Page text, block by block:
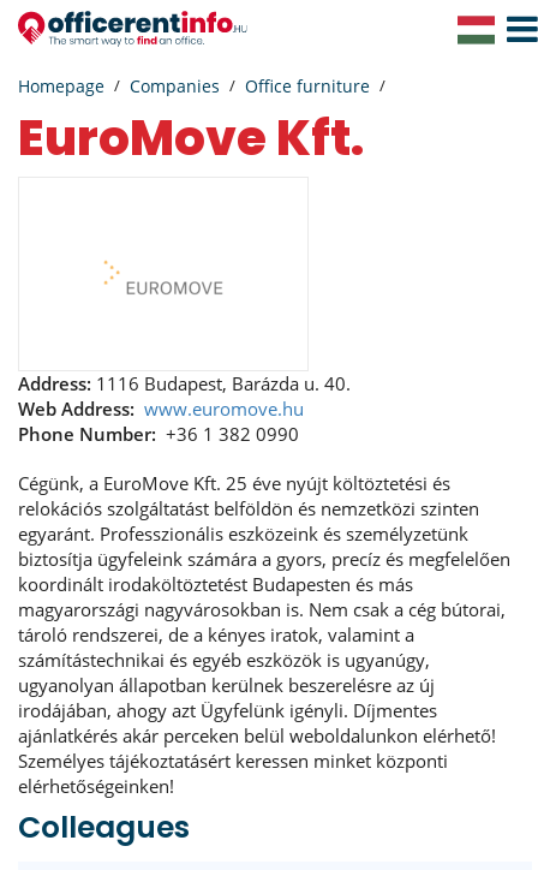
Homepage Companies Office furniture
EuroMove Kft.
Address: 1116 Budapest, Barázda u. 40.
Web Address: www.euromove.hu
Phone Number: +36 1 382 0990
Cégünk, a EuroMove Kft. 25 éve nyújt költöztetési és
relokációs szolgáltatást belföldön és nemzetközi szinten
egyaránt. Professzionális eszközeink és személyzetünk
biztosítja ügyfeleink számára a gyors, precíz és megfelelően
koordinált irodaköltöztetést Budapesten és más
magyarországi nagyvárosokban is. Nem csak a cég bútorai,
tároló rendszerei, de a kényes iratok, valamint a
számítástechnikai és egyéb eszközök is ugyanúgy,
ugyanolyan állapotban kerülnek beszerelésre az új
irodájában, ahogy azt Ügyfelünk igényli. Díjmentes
ajánlatkérés akár perceken belül weboldalunkon elérhető!
Személyes tájékoztatásért keressen minket központi
elérhetőségeinken!
Colleagues